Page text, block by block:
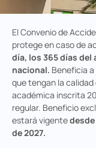
El Convenio de
protege en caso de
día, los 365 días
nacional. Beneficia
que tengan la
académica inscrita
regular. Beneficio
estará vigentedesde
de 2027.